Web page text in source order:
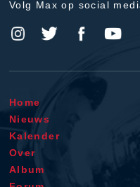
Volg Max op social
Home
Nieuws
Kalender
Over
Album